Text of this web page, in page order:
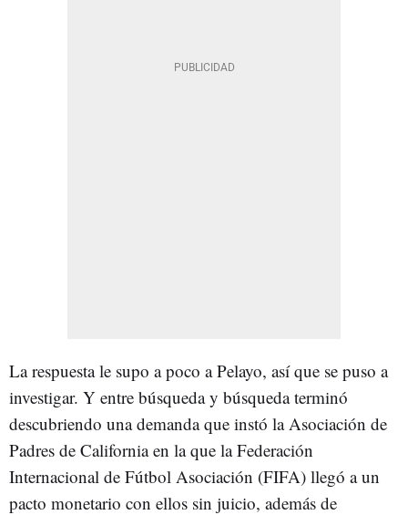
La respuesta le supo a poco a Pelayo, así que se puso a
investigar. Y entre búsqueda y búsqueda terminó
descubriendo una demanda que instó la Asociación de
Padres de California en la que la Federación
Internacional de Fútbol Asociación (FIFA) llegó a un
pacto monetario con ellos sin juicio, además de